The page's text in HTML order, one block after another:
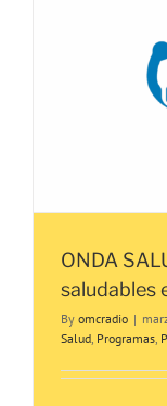
ONDA
saludables
By omcradio |
Salud, Programas,